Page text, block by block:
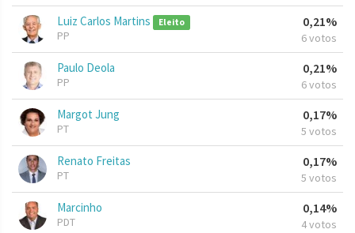
Luiz Carlos Martins Eleito
PP
0,21%
6 votos
Paulo Deola
PP
0,21%
6 votos
Margot Jung
PT
0,17%
5 votos
Renato Freitas
PT
0,17%
5 votos
Marcinho
PDT
0,14%
4 votos